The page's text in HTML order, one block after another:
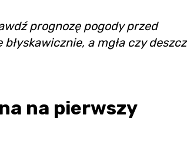
prognozę pogody przed
a mgła czy deszcz
na pierwszy